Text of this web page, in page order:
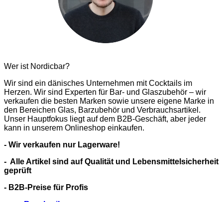
Wer ist Nordicbar?
Wir sind ein dänisches Unternehmen mit Cocktails im
Herzen. Wir sind Experten für Bar- und Glaszubehör – wir
verkaufen die besten Marken sowie unsere eigene Marke in
den Bereichen Glas, Barzubehör und Verbrauchsartikel.
Unser Hauptfokus liegt auf dem B2B-Geschäft, aber jeder
kann in unserem Onlineshop einkaufen.
- Wir verkaufen nur Lagerware!
- Alle Artikel sind auf Qualität und Lebensmittelsicherheit
geprüft
- B2B-Preise für Profis